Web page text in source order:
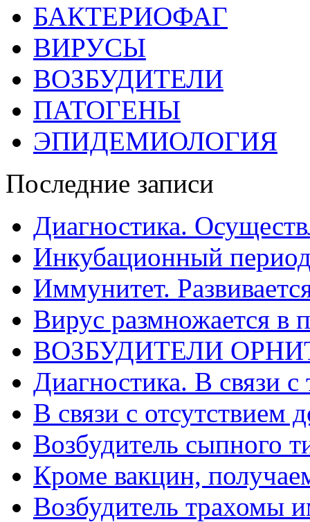
БАКТЕРИОФАГ
ВИРУСЫ
ВОЗБУДИТЕЛИ
ПАТОГЕНЫ
ЭПИДЕМИОЛОГИЯ
Последние записи
Диагностика.
Инкубационный
Иммунитет.
Вирус размножается в
ВОЗБУДИТЕЛИ
Диагностика. В связи с
В связи с отсутствием
Возбудитель сыпного
Кроме вакцин,
Возбудитель трахомы